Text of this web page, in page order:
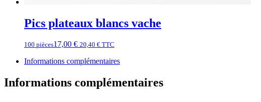
Pics plateaux blancs vache
100 pièces17,00 € 20,40 € TTC
Informations complémentaires
Informations complémentaires